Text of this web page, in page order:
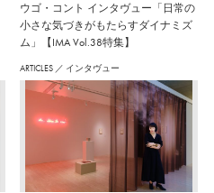
ウゴ・コント インタヴュー「日常の
小さな気づきがもたらすダイナミズ
ム」【IMA Vol.38特集】
ARTICLES ／ インタヴュー